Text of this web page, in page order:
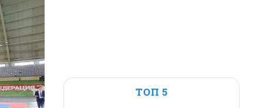
ТОП 5